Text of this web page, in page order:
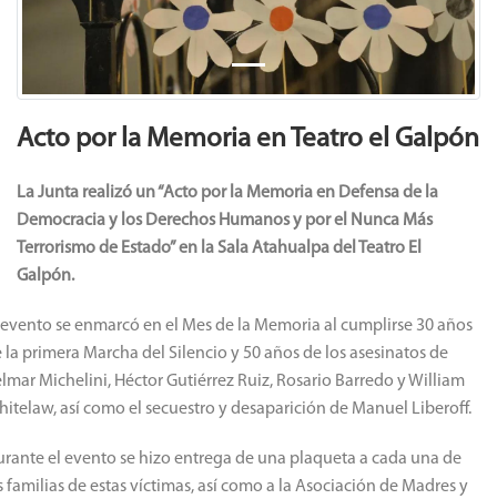
Acto por la Memoria en Teatro el Galpón
La Junta realizó un “Acto por la Memoria en Defensa de la
Democracia y los Derechos Humanos y por el Nunca Más
Terrorismo de Estado” en la Sala Atahualpa del Teatro El
Galpón.
se enmarcó en el Mes de la Memoria al cumplirse 30 años
la primera Marcha del Silencio y 50 años de los asesinatos de
Michelini, Héctor Gutiérrez Ruiz, Rosario Barredo y William
así como el secuestro y desaparición de Manuel Liberoff.
el evento se hizo entrega de una plaqueta a cada una de
familias de estas víctimas, así como a la Asociación de Madres y